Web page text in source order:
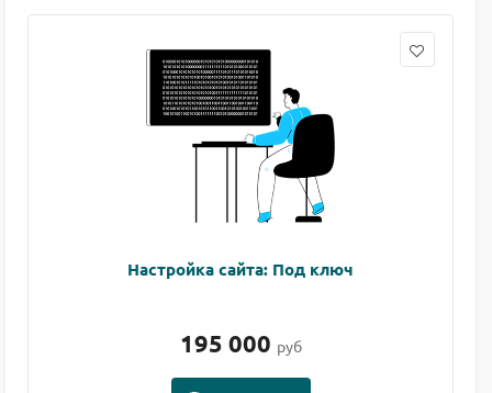
Настройка сайта: Под ключ
195 000 руб